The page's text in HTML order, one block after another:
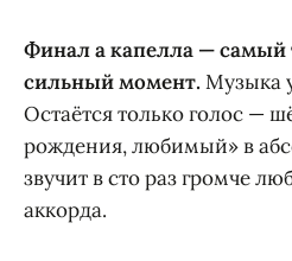
Финал а капелла —
сильный момент. Музыка
Остаётся только голос —
рождения, любимый» в
звучит в сто раз громче
аккорда.